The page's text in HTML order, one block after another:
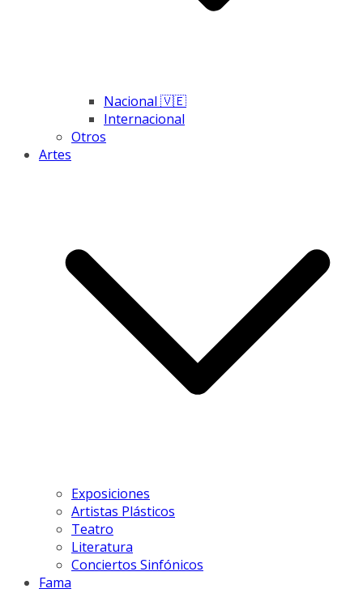
Nacional 🇻🇪
Internacional
Otros
Artes
Exposiciones
Artistas Plásticos
Teatro
Literatura
Conciertos Sinfónicos
Fama